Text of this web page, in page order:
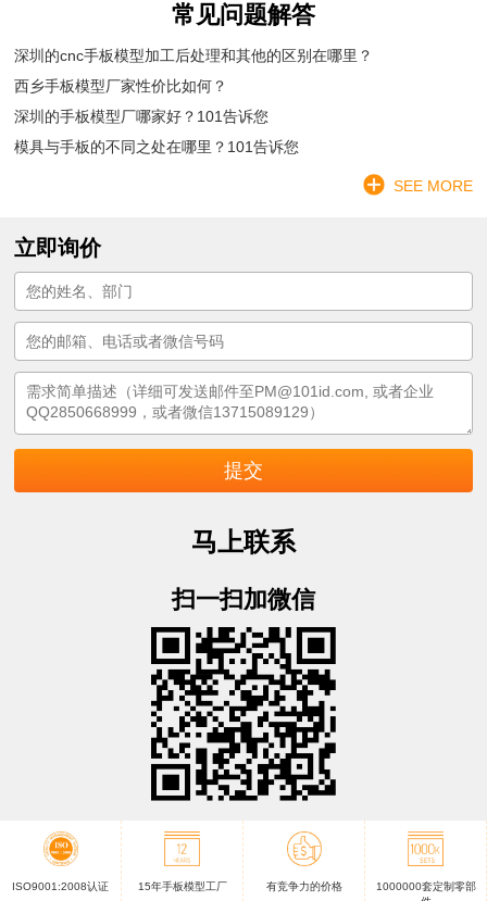
常见问题解答
深圳的cnc手板模型加工后处理和其他的区别在哪里？
西乡手板模型厂家性价比如何？
深圳的手板模型厂哪家好？101告诉您
模具与手板的不同之处在哪里？101告诉您
SEE MORE
立即询价
马上联系
扫一扫加微信
ISO9001:2008认证 15年手板模型工厂 有竞争力的价格
1000000套定制零部